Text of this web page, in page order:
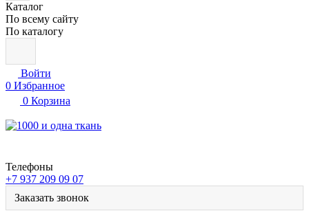
Каталог
По всему сайту
По каталогу
Войти
0 Избранное
0 Корзина
Телефоны
+7 937 209 09 07
Заказать звонок